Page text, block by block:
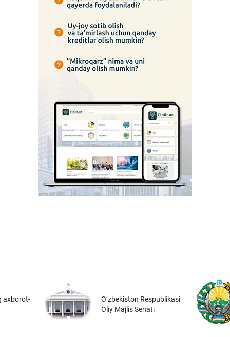
axborot-
O‘zbekiston Respublikasi
Oliy Majlis Senati